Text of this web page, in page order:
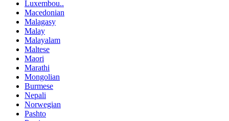
Luxembou..
Macedonian
Malagasy
Malay
Malayalam
Maltese
Maori
Marathi
Mongolian
Burmese
Nepali
Norwegian
Pashto